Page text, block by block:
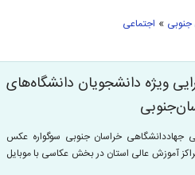
جنوبی » اجتماعی
ویژه دانشجویان دانشگاه‌های
جهاددانشگاهی خراسان جنوبی سوگواره عکس
آموزش عالی استان در بخش عکاسی با موبایل